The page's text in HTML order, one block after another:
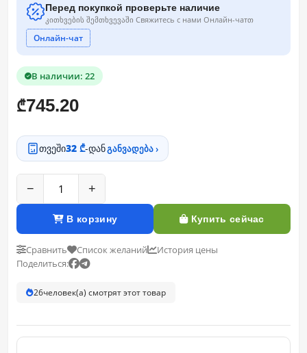
Перед покупкой проверьте наличие
კითხვების შემთხვევაში Свяжитесь с нами Онлайн-чатთ
Онлайн-чат
В наличии: 22
₾745.20
თვეში32 ₾-დანგანვადება ›
− +
В корзину Купить сейчас
Сравнить Список желаний
История цены
Поделиться:
26человек(а) смотрят этот товар